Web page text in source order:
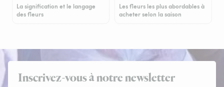
La signification et le langage
des fleurs
Les fleurs les plus abordables à
acheter selon la saison
Inscrivez-vous à notre newsletter